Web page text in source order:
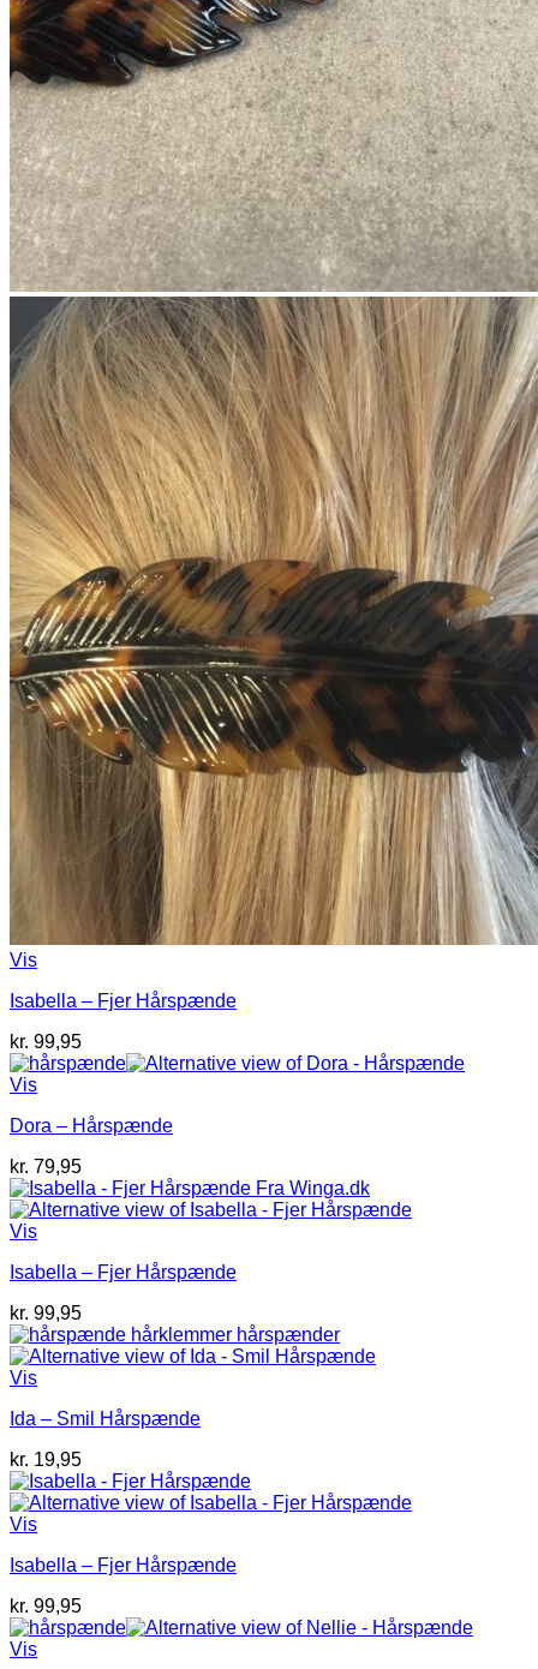
Vis
Isabella – Fjer Hårspænde
kr. 99,95
Vis
Dora – Hårspænde
kr. 79,95
Vis
Isabella – Fjer Hårspænde
kr. 99,95
Vis
Ida – Smil Hårspænde
kr. 19,95
Vis
Isabella – Fjer Hårspænde
kr. 99,95
Vis